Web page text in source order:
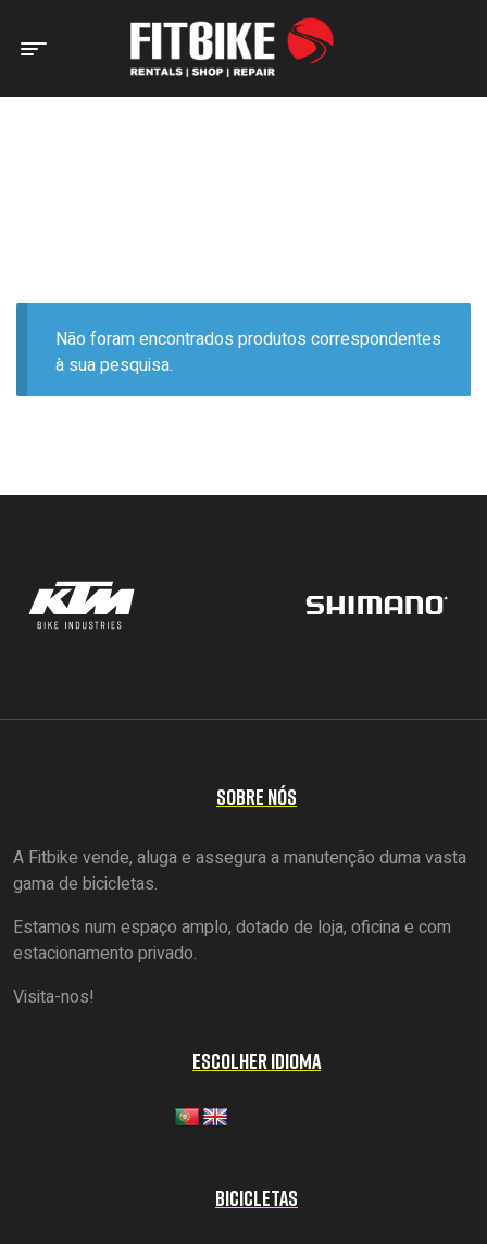
Home Page Produtos etiquetados com “gravel bike”
Não foram encontrados produtos correspondentes
à sua pesquisa.
SOBRE NÓS
A Fitbike vende, aluga e assegura a manutenção duma vasta
gama de bicicletas.
Estamos num espaço amplo, dotado de loja, oficina e com
estacionamento privado.
Visita-nos!
ESCOLHER IDIOMA
BICICLETAS